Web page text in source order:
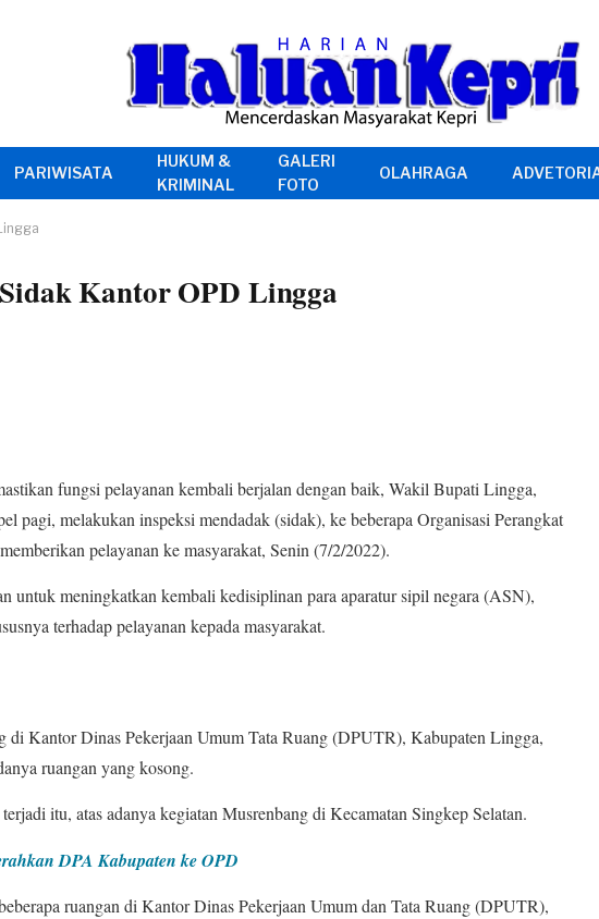
PARIWISATA
HUKUM &
KRIMINAL
GALERI
FOTO
OLAHRAGA
Kantor OPD Lingga
fungsi pelayanan kembali berjalan dengan baik, Wakil Bupati Lingga,
pagi, melakukan inspeksi mendadak (sidak), ke beberapa Organisasi Perangkat
pelayanan ke masyarakat, Senin (7/2/2022).
untuk meningkatkan kembali kedisiplinan para aparatur sipil negara (ASN),
terhadap pelayanan kepada masyarakat.
di Kantor Dinas Pekerjaan Umum Tata Ruang (DPUTR), Kabupaten Lingga,
ruangan yang kosong.
itu, atas adanya kegiatan Musrenbang di Kecamatan Singkep Selatan.
DPA Kabupaten ke OPD
ruangan di Kantor Dinas Pekerjaan Umum dan Tata Ruang (DPUTR),